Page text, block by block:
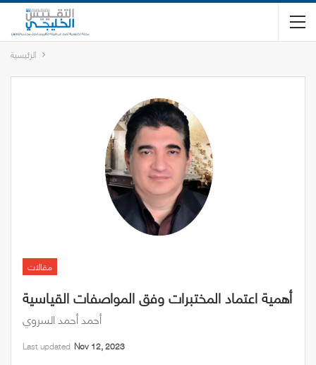
الرئيسية
مقالات
أهمية اعتماد المختبرات وفق المواصفات القياسية
أحمد أحمد السروي
Last updated Nov 12, 2023